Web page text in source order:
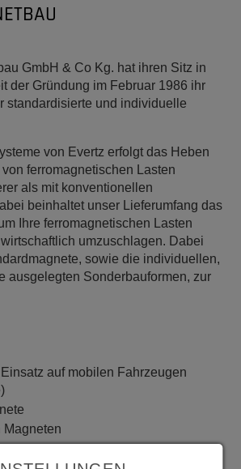
GmbH & Co Kg. hat ihren Sitz in
der Gründung im Februar 1986 ihr
standardisierte und individuelle
von Evertz erfolgt das Heben
ferromagnetischen Lasten
als mit konventionellen
beinhaltet unser Lieferumfang das
Ihre ferromagnetischen Lasten
umzuschlagen. Dabei
sowie die individuellen,
ausgelegten Sonderbauformen, zur
auf mobilen Fahrzeugen
Magneten